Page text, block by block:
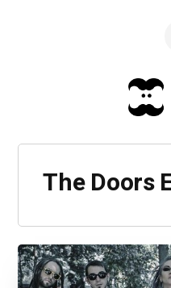
The Doors